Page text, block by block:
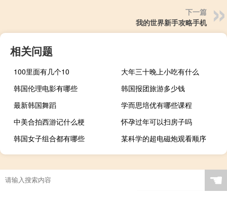
下一篇
我的世界新手攻略手机
相关问题
100里面有几个10
大年三十晚上小吃有什么
韩国伦理电影有哪些
韩国报团旅游多少钱
最新韩国舞蹈
学而思培优有哪些课程
中美合拍西游记什么梗
怀孕过年可以扫房子吗
韩国女子组合都有哪些
某科学的超电磁炮观看顺序
☚